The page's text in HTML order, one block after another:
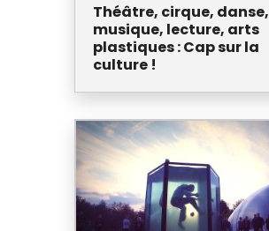
Théâtre, cirque, danse,
musique, lecture, arts
plastiques : Cap sur la
culture !